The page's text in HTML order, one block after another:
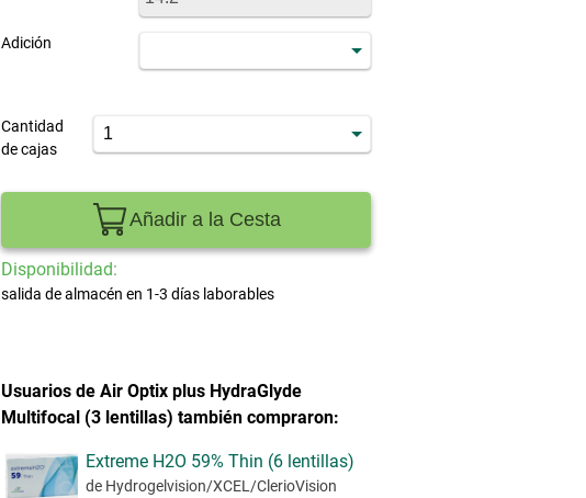
Adición
Cantidad
de cajas
Añadir a la Cesta
Disponibilidad:
salida de almacén en 1-3 días laborables
Usuarios de Air Optix plus HydraGlyde
Multifocal (3 lentillas) también compraron:
Extreme H2O 59% Thin (6 lentillas)
de Hydrogelvision/XCEL/ClerioVision